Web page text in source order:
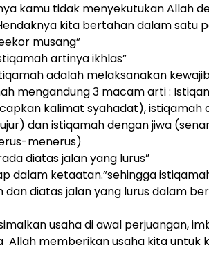
kamu tidak menyekutukan Allah
kita bertahan dalam satu
musang”
artinya ikhlas”
adalah melaksanakan
mengandung 3 macam arti :
kalimat syahadat), istiqamah
dan istiqamah dengan jiwa
menerus)
diatas jalan yang lurus”
dalam ketaatan.”sehingga
diatas jalan yang lurus dalam
usaha di awal perjuangan,
Allah memberikan usaha kita untuk